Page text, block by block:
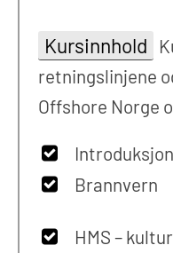
Kursinnhold
retningslinjene
Offshore Norge
Introduksjon
Brannvern
HMS –